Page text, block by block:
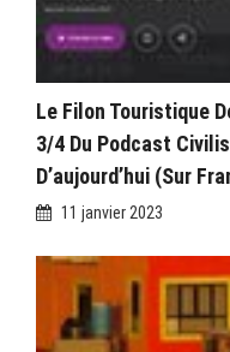
Le Filon Touristique
3/4 Du Podcast
D’aujourd’hui (sur
11 janvier 2023